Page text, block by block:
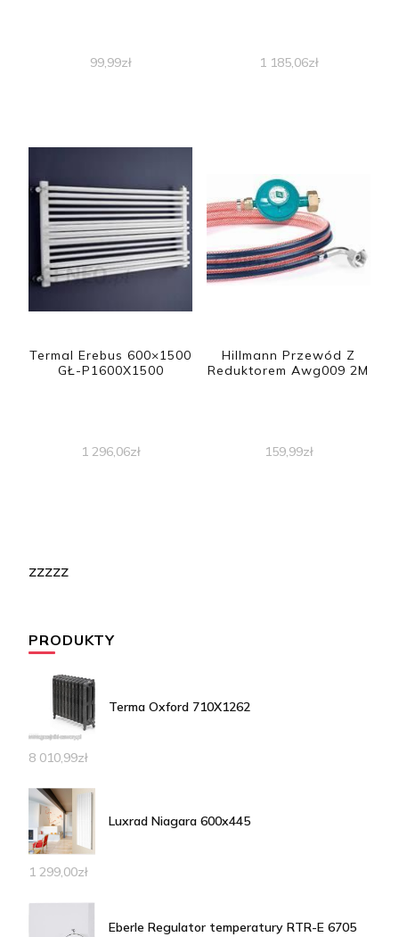
99,99zł 1 185,06zł
Termal Erebus 600×1500
GŁ-P1600X1500
1 296,06zł
Hillmann Przewód Z
Reduktorem Awg009 2M
159,99zł
zzzzz
PRODUKTY
Terma Oxford 710X1262
8 010,99zł
Luxrad Niagara 600x445
1 299,00zł
Eberle Regulator temperatury RTR-E 6705